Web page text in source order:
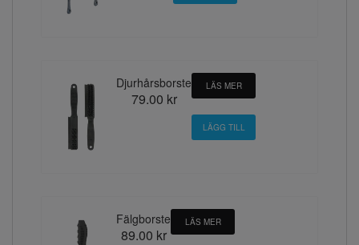
Djurhårsborste
79.00 kr
LÄS MER
Fälgborste
89.00 kr
LÄS MER